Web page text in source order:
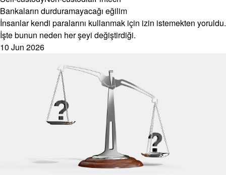
Bankaların durduramayacağı eğilim
İnsanlar kendi paralarını kullanmak için izin istemekten yoruldu.
İşte bunun neden her şeyi değiştirdiği.
10 Jun 2026